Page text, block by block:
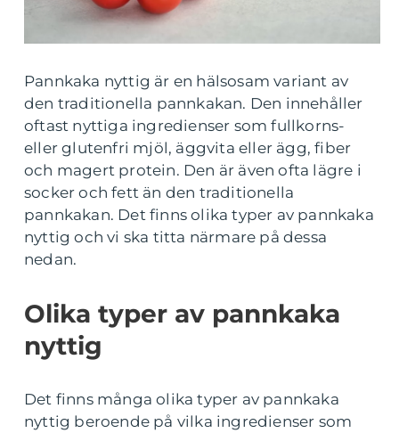
Pannkaka nyttig är en hälsosam variant av
den traditionella pannkakan. Den innehåller
oftast nyttiga ingredienser som fullkorns-
eller glutenfri mjöl, äggvita eller ägg, fiber
och magert protein. Den är även ofta lägre i
socker och fett än den traditionella
pannkakan. Det finns olika typer av pannkaka
nyttig och vi ska titta närmare på dessa
nedan.
Olika typer av pannkaka
nyttig
Det finns många olika typer av pannkaka
nyttig beroende på vilka ingredienser som